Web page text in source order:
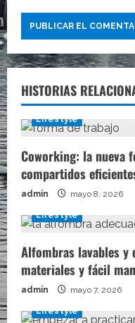
HISTORIAS
Lifestyle
Coworking: la nueva
compartidos
admin mayo 8, 2026
Lifestyle
Alfombras lavables y
materiales y fácil
admin mayo 7, 2026
Lifestyle